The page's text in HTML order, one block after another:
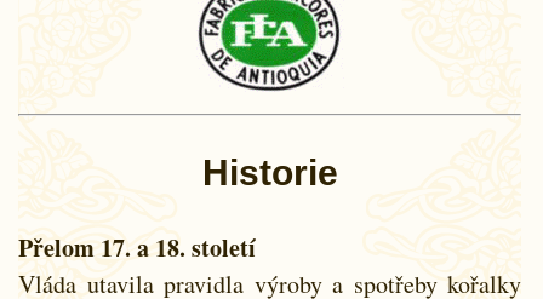
Historie
Přelom 17. a 18. století
Vláda utavila pravidla výroby a spotřeby kořalky